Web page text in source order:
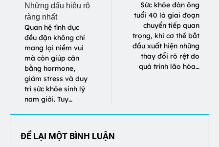
Những dấu hiệu rõ
ràng nhất
Quan hệ tình dục
đều đặn không chỉ
mang lại niềm vui
mà còn giúp cân
bằng hormone,
giảm stress và duy
trì sức khỏe sinh lý
nam giới. Tuy…
Sức khỏe đàn ông
tuổi 40 là giai đoạn
chuyển tiếp quan
trọng, khi cơ thể bắt
đầu xuất hiện những
thay đổi rõ rệt do
quá trình lão hóa…
ĐỂ LẠI MỘT BÌNH LUẬN